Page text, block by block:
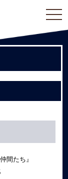
間たち』